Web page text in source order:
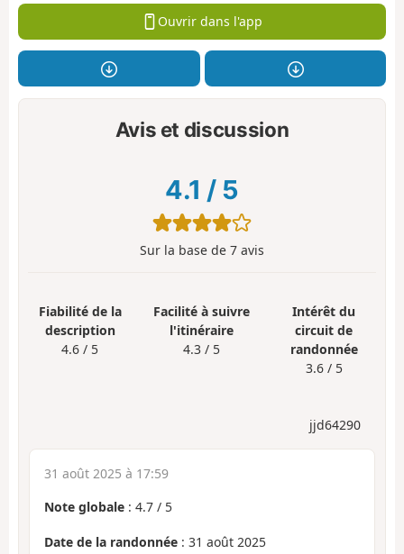
Ouvrir dans l'app
Avis et discussion
4.1 / 5
Sur la base de 7 avis
Fiabilité de la
description
4.6 / 5
Facilité à suivre
l'itinéraire
4.3 / 5
Intérêt du
circuit de
randonnée
3.6 / 5
jjd64290
31 août 2025 à 17:59
Note globale : 4.7 / 5
Date de la randonnée : 31 août 2025